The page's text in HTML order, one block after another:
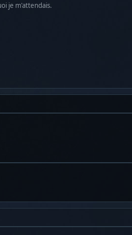
je m'attendais.